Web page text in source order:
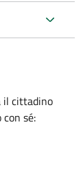
il cittadino
sé: